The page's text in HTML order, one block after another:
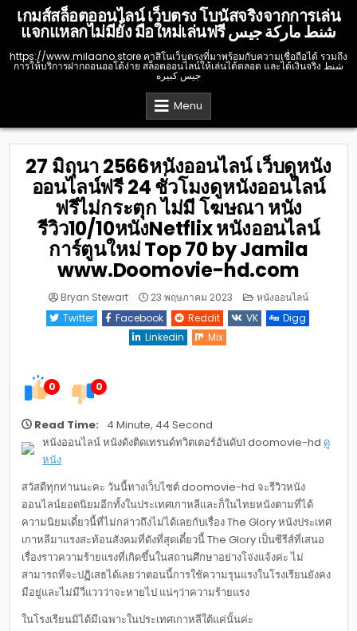
content
เกมส์สล็อตออนไลน์ เว็บตรง โบนัสจริงจากการเล่น
แจกแหลกไม่มียั้ง มือใหม่เล่นฟรี شنط ماركة جيس
https://www.milaano.store คาสิโนเว็บตรงที่มาพร้อมกับความเชื่อถือได้ รวมถึง
การให้บริการฝากถอนออโต้ง่าย สล็อตออนไลน์ให้เล่นได้ตลอด และได้เงินจริง شنط
جيس كبيره
Menu
27 มิถุนา 2566หนังออนไลน์ เว็บดูหนัง
ออนไลน์ฟรี 24 ชั่วโมงดูหนังออนไลน์
ฟรีไม่กระตุก ไม่มี โฆษณา หนัง
รีวิว10/10หนังNetflix หนังออนไลน์
การ์ตูนใหม่ Top 70 by Jamila
www.Doomovie-hd.com
Bryan Stewart 23 พฤษภาคม 2023 Posted
หนังออนไลน์
Twitter
Facebook Reddit VK
Digg
Linkedin
Mix
0 0
Read Time:
4 Minute, 44 Second
หนังออนไลน์ หนังดังติดเทรนด์ทวิตเตอร์อันดับ1 doomovie-hd ดู
หนัง
สวัสดีทุกท่านนะคะ วันนี้ทางเว็บไซต์ doomovie-hd จะรีวิวหนัง
ออนไลน์ยอดนิยมอีกทั้งในประเทศเกาหลีและก็ในไทยหนังตามที่ได้
ความนิยมเดี๋ยวนี้ที่ไม่กล่าวถึงไม่ได้เลยกับเรื่อง The Glory หนังประเทศ
เกาหลีมาแรงสะท้อนสังคมที่ดังที่สุดเดี๋ยวนี้ The Glory เป็นซีรีส์ที่เสนอ
เรื่องราวความร้ายแรงที่เกิดขึ้นในสถานศึกษาอย่างโจ่งแจ้งค่ะ ไม่
สามารถที่จะปฏิเสธได้เลยว่าตอนนี้การใช้ความรุนแรงในโรงเรียนยังคง
มีอยู่และไม่มีวี่แววว่าจะหายไป แน่ๆว่าความร้ายแรง
ในโรงเรียนมิได้มีเฉพาะในประเทศเกาหลีใต้แค่นั้นค่ะ